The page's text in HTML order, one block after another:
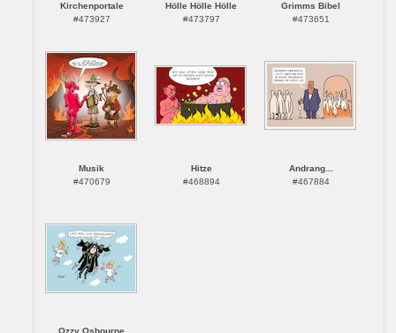
Kirchenportale
#473927
Hölle Hölle Hölle
#473797
Grimms Bibel
#473651
Musik
#470679
Hitze
#468894
Andrang...
#467884
Ozzy Osbourne